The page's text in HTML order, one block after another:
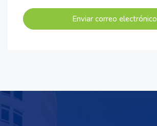
Enviar correo electrónico